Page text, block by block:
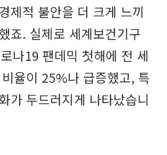
제적 불안을 더 크게 느끼
죠. 실제로 세계보건기구
나19 팬데믹 첫해에 전 세
율이 25%나 급증했고, 특
가 두드러지게 나타났습니